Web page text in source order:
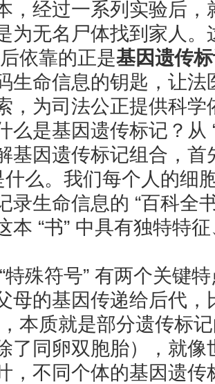
，经过一系列实验后，
为无名尸体找到家人。
依靠的正是基因遗传
生命信息的钥匙，让
，为司法公正提供科学
是基因遗传标记？从 “
因遗传标记组合，首
什么。我们每个人的细
录生命信息的 “百科全
本 “书” 中具有独特特
殊符号” 有两个关键特
母的基因传递给后代，
本质就是部分遗传标
除了同卵双胞胎），就
，不同个体的基因遗传